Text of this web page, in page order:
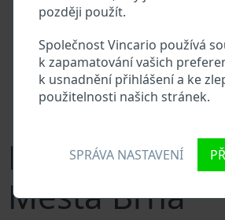
později použít.
Společnost Vincario používá
k zapamatování vašich
k usnadnění přihlášení a ke
použitelnosti našich stránek.
SPRÁVA NASTAVENÍ
Databáze prodejců Kovopodnik
Kovopodnik Města Brna
Národní registr vozidel
Policejní databáze
Databáze pojišťoven
Modely
Města Brna